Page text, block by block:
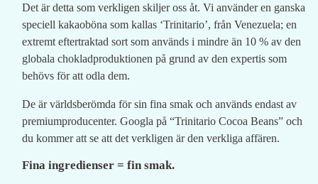
Det är detta som verkligen skiljer oss åt. Vi använder en ganska
speciell kakaoböna som kallas ‘Trinitario’, från Venezuela; en
extremt eftertraktad sort som används i mindre än 10 % av den
globala chokladproduktionen på grund av den expertis som
behövs för att odla dem.
De är världsberömda för sin fina smak och används endast av
premiumproducenter. Googla på “Trinitario Cocoa Beans” och
du kommer att se att det verkligen är den verkliga affären.
Fina ingredienser = fin smak.